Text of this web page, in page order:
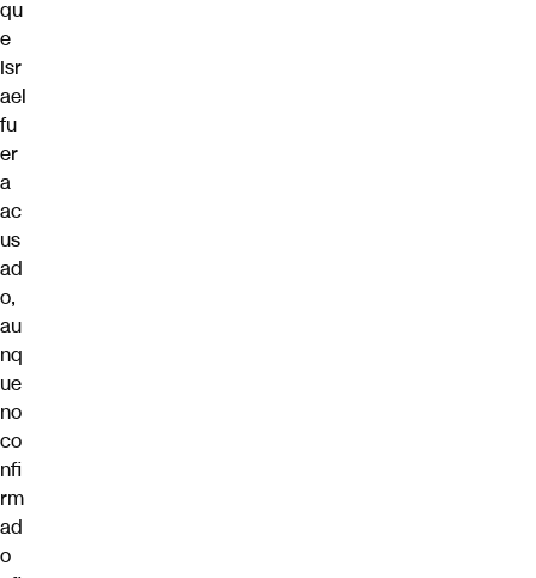
qu
e
Isr
ael
fu
er
a
ac
us
ad
o,
au
nq
ue
no
co
nfi
rm
ad
o